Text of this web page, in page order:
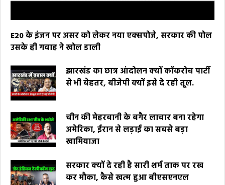
E20 के इंजन पर असर को लेकर नया एक्सपोजे, सरकार की पोल
उसके ही गवाह ने खोल डाली
झारखंड का छात्र आंदोलन क्यों कॉकरोच पार्टी
से भी बेहतर, बीजेपी क्यों इसे दे रही तूल.
चीन की मेहरबानी के बगैर लाचार बना रहेगा
अमेरिका, ईरान से लड़ाई का सबसे बड़ा
खामियाजा
सरकार क्यों दे रही है सारी शर्म ताक पर रख
कर मौका, कैसे खत्म हुआ बीएसएनएल